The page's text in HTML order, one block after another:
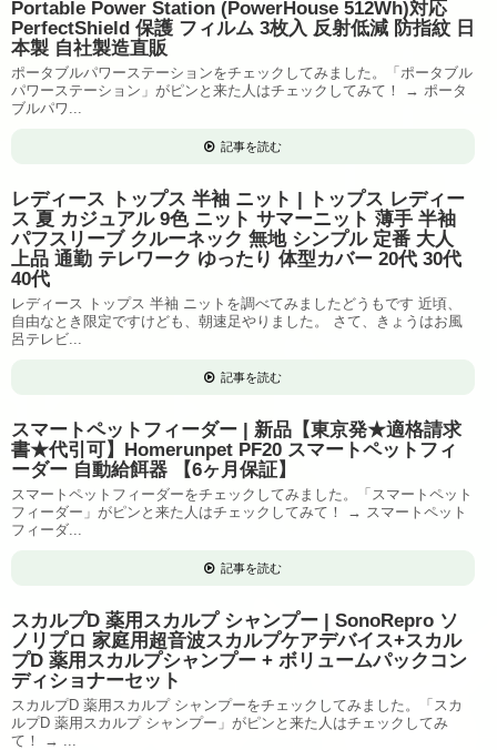
Portable Power Station (PowerHouse 512Wh)対応
PerfectShield 保護 フィルム 3枚入 反射低減 防指紋 日
本製 自社製造直販
ポータブルパワーステーションをチェックしてみました。「ポータブル
パワーステーション」がピンと来た人はチェックしてみて！ → ポータ
ブルパワ...
記事を読む
レディース トップス 半袖 ニット | トップス レディー
ス 夏 カジュアル 9色 ニット サマーニット 薄手 半袖
パフスリーブ クルーネック 無地 シンプル 定番 大人
上品 通勤 テレワーク ゆったり 体型カバー 20代 30代
40代
レディース トップス 半袖 ニットを調べてみましたどうもです 近頃、
自由なとき限定ですけども、朝速足やりました。 さて、きょうはお風
呂テレビ...
記事を読む
スマートペットフィーダー | 新品【東京発★適格請求
書★代引可】Homerunpet PF20 スマートペットフィ
ーダー 自動給餌器 【6ヶ月保証】
スマートペットフィーダーをチェックしてみました。「スマートペット
フィーダー」がピンと来た人はチェックしてみて！ → スマートペット
フィーダ...
記事を読む
スカルプD 薬用スカルプ シャンプー | SonoRepro ソ
ノリプロ 家庭用超音波スカルプケアデバイス+スカル
プD 薬用スカルプシャンプー + ボリュームパックコン
ディショナーセット
スカルプD 薬用スカルプ シャンプーをチェックしてみました。「スカ
ルプD 薬用スカルプ シャンプー」がピンと来た人はチェックしてみ
て！ → ...